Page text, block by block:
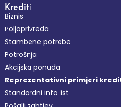
Krediti
Biznis
Poljoprivreda
Stambene potrebe
Potrošnja
Akcijska ponuda
Reprezentativni primjeri
Standardni info list